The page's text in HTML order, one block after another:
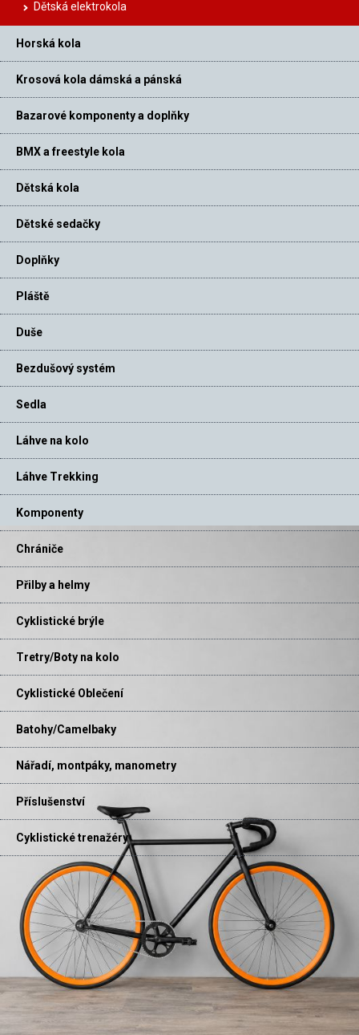
Dětská elektrokola
Horská kola
Krosová kola dámská a pánská
Bazarové komponenty a doplňky
BMX a freestyle kola
Dětská kola
Dětské sedačky
Doplňky
Pláště
Duše
Bezdušový systém
Sedla
Láhve na kolo
Láhve Trekking
Komponenty
Chrániče
Přilby a helmy
Cyklistické brýle
Tretry/Boty na kolo
Cyklistické Oblečení
Batohy/Camelbaky
Nářadí, montpáky, manometry
Příslušenství
Cyklistické trenažéry